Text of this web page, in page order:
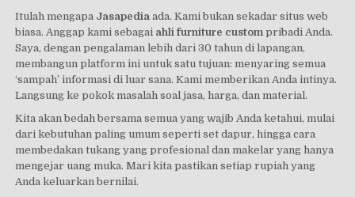
Itulah mengapa Jasapedia ada. Kami bukan sekadar situs web
biasa. Anggap kami sebagai ahli furniture custom pribadi Anda.
Saya, dengan pengalaman lebih dari 30 tahun di lapangan,
membangun platform ini untuk satu tujuan: menyaring semua
‘sampah’ informasi di luar sana. Kami memberikan Anda intinya.
Langsung ke pokok masalah soal jasa, harga, dan material.
Kita akan bedah bersama semua yang wajib Anda ketahui, mulai
dari kebutuhan paling umum seperti set dapur, hingga cara
membedakan tukang yang profesional dan makelar yang hanya
mengejar uang muka. Mari kita pastikan setiap rupiah yang
Anda keluarkan bernilai.